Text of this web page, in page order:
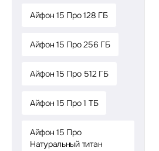
Айфон 15 Про 128 ГБ
Айфон 15 Про 256 ГБ
Айфон 15 Про 512 ГБ
Айфон 15 Про 1 ТБ
Айфон 15 Про
Натуральный титан